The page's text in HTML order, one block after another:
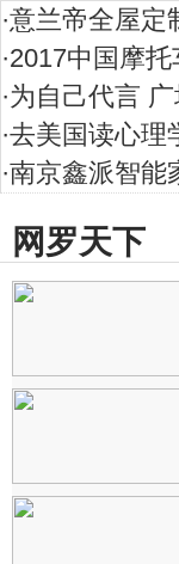
·意兰帝全屋定
·2017中国摩托
·为自己代言
·去美国读心理
·南京鑫派智能
网罗天下